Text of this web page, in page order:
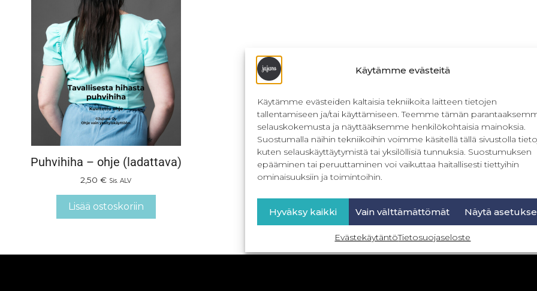
Käytämme evästeitä
Käytämme evästeiden kaltaisia tekniikoita laitteen tietojen
tallentamiseen ja/tai käyttämiseen. Teemme tämän
selauskokemusta ja näyttääksemme henkilökohtaisia mainoksia.
Suostumalla näihin tekniikoihin voimme käsitellä tällä sivustolla
kuten selauskäyttäytymistä tai yksilöllisiä tunnuksia. Suostumuksen
epääminen tai peruuttaminen voi vaikuttaa haitallisesti tiettyihin
ominaisuuksiin ja toimintoihin.
Hyväksy kaikki Vain välttämättömät Näytä
EvästekäytäntöTietosuojaseloste
Puhvihiha – ohje (ladattava)
2,50€ Sis. ALV
Lisää ostoskoriin